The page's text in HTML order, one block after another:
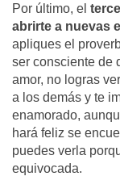
Por último, el
abrirte a nuevas
apliques el
ser consciente de
amor, no logras
a los demás y te
enamorado,
hará feliz se
puedes verla
equivocada.